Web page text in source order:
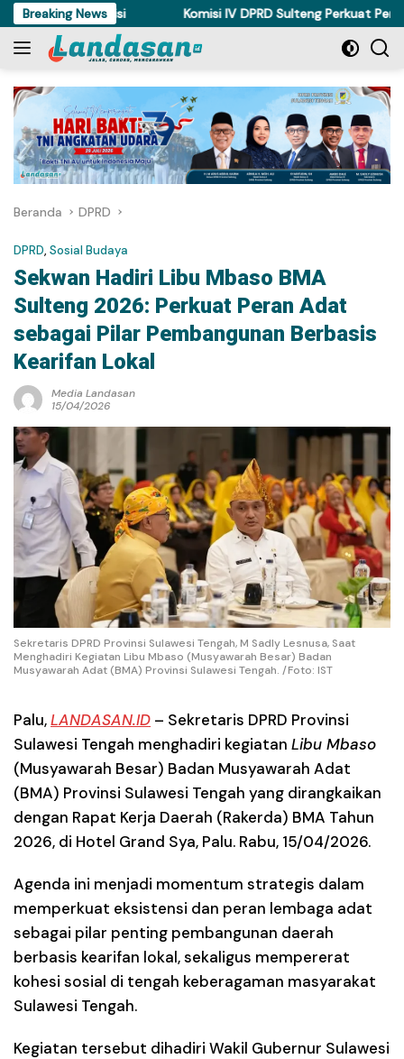
Langsung
ke
konten
Breaking News
Ditahan Polisi Komisi IV DPRD Sulteng Perkuat Perda
Beranda DPRD
DPRD, Sosial Budaya
Sekwan Hadiri Libu Mbaso BMA
Sulteng 2026: Perkuat Peran Adat
sebagai Pilar Pembangunan Berbasis
Kearifan Lokal
Media Landasan
15/04/2026
Sekretaris DPRD Provinsi Sulawesi Tengah, M Sadly Lesnusa, Saat
Menghadiri Kegiatan Libu Mbaso (Musyawarah Besar) Badan
Musyawarah Adat (BMA) Provinsi Sulawesi Tengah. /Foto: IST
Palu,LANDASAN.ID – Sekretaris DPRD Provinsi
Sulawesi Tengah menghadiri kegiatan Libu Mbaso
(Musyawarah Besar) Badan Musyawarah Adat
(BMA) Provinsi Sulawesi Tengah yang dirangkaikan
dengan Rapat Kerja Daerah (Rakerda) BMA Tahun
2026, di Hotel Grand Sya, Palu. Rabu, 15/04/2026.
Agenda ini menjadi momentum strategis dalam
memperkuat eksistensi dan peran lembaga adat
sebagai pilar penting pembangunan daerah
berbasis kearifan lokal, sekaligus mempererat
kohesi sosial di tengah keberagaman masyarakat
Sulawesi Tengah.
Kegiatan tersebut dihadiri Wakil Gubernur Sulawesi